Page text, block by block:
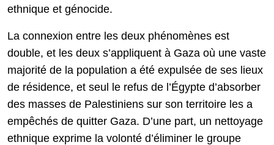
ethnique et génocide.
La connexion entre les deux phénomènes est
double, et les deux s’appliquent à Gaza où une vaste
majorité de la population a été expulsée de ses lieux
de résidence, et seul le refus de l’Égypte d’absorber
des masses de Palestiniens sur son territoire les a
empêchés de quitter Gaza. D’une part, un nettoyage
ethnique exprime la volonté d’éliminer le groupe